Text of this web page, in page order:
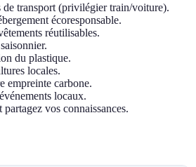
de transport (privilégier train/voiture).
écoresponsable.
réutilisables.
du plastique.
locales.
empreinte carbone.
locaux.
vos connaissances.